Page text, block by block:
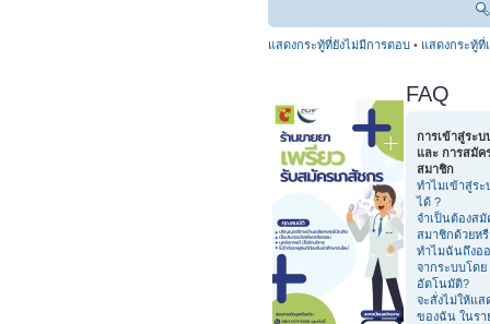
แสดงกระทู้ที่ยังไม่มีการตอบ • แสดงกระทู้ที่
FAQ
การเข้าสู่ระบ
และ การสมัค
สมาชิก
ทำไมเข้าสู่ระ
ได้ ?
จำเป็นต้องสมั
สมาชิกด้วยห
ทำไมฉันถึงอ
จากระบบโดย
อัตโนมัติ?
จะสั่งไม่ให้แส
ของฉัน ในรา